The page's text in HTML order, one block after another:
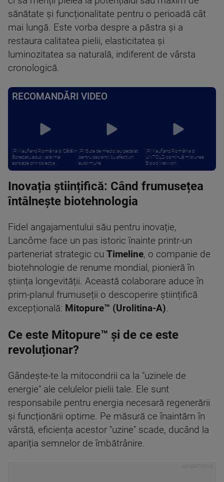
sănătate și funcționalitate pentru o perioadă cât
mai lungă. Este vorba despre a păstra și a
restaura calitatea pielii, elasticitatea și
luminozitatea sa naturală, indiferent de vârsta
cronologică.
RECOMANDĂRI VIDEO
(P) Kaufland România și Cătălin
Botezatu aduc vara mai
aproape prin colecția ...
(P) Sute de medici au pedalat
pentru pacienții cu afecțiuni
autoimune
(P) Kaufland România și
UNTOLD continuă misiunea
Blood Network
Inovația științifică: Când frumusețea
întâlnește biotehnologia
Fidel angajamentului său pentru inovație,
Lancôme face un pas istoric înainte printr-un
parteneriat strategic cu Timeline, o companie de
biotehnologie de renume mondial, pionieră în
știința longevității. Această colaborare aduce în
prim-planul frumuseții o descoperire științifică
excepțională: Mitopure™ (Urolitina-A).
Ce este Mitopure™ și de ce este
revoluționar?
Gândește-te la mitocondrii ca la "uzinele de
energie" ale celulelor pielii tale. Ele sunt
responsabile pentru energia necesară regenerării
și funcționării optime. Pe măsură ce înaintăm în
vârstă, eficiența acestor "uzine" scade, ducând la
apariția semnelor de îmbătrânire.